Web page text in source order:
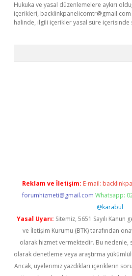
Hukuka ve yasal düzenlemelere aykırı
içerikleri, backlinkpanelicomtr@gmail.com
halinde, ilgili içerikler yasal süre içerisinde
Reklam ve İletişim: E-mail:
forumhizmeti@gmail.com Whatsapp:
@karabul
Yasal Uyarı: Sitemiz, 5651 Sayılı
ve İletişim Kurumu (BTK) tarafından
olarak hizmet vermektedir. Bu
olarak denetleme veya araştırma
Ancak, üyelerimiz yazdıkları içeriklerin